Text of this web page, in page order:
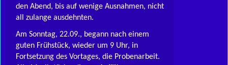
den Abend, bis auf wenige Ausnahmen, nicht
all zulange ausdehnten.
Am Sonntag, 22.09., begann nach einem
guten Frühstück, wieder um 9 Uhr, in
Fortsetzung des Vortages, die Probenarbeit.